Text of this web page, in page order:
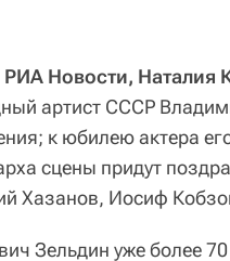
Новости, Наталия
артист СССР
к юбилею актера
сцены придут
Хазанов, Иосиф
Зельдин уже более 70